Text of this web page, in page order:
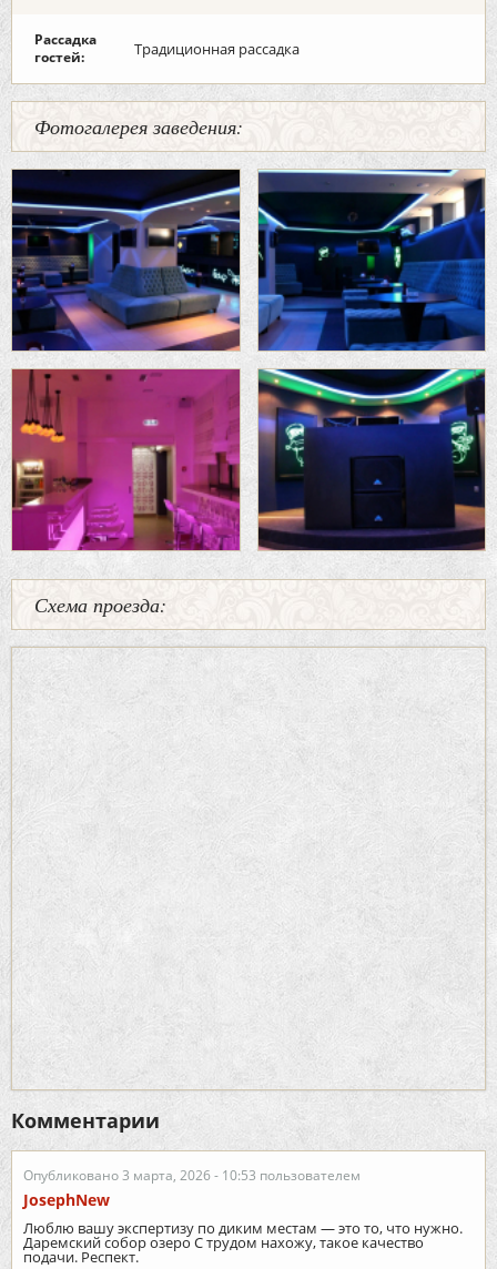
Рассадка
гостей:
Традиционная рассадка
Фотогалерея заведения:
Схема проезда:
Комментарии
Опубликовано 3 марта, 2026 - 10:53 пользователем
JosephNew
Люблю вашу экспертизу по диким местам — это то, что нужно.
Даремский собор озеро С трудом нахожу, такое качество
подачи. Респект.